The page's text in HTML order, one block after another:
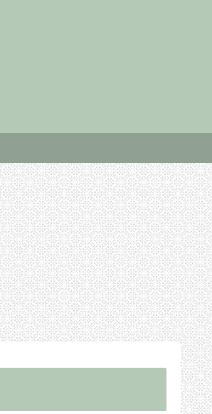
医療・健康・美容
【チェンマイで暮ら
す】シャワータイムが
楽しくなる お土産に
もおすすめの固形石鹸4
選
コロナ禍
【コロ
国】(3)
と自宅
日本の
以下だ